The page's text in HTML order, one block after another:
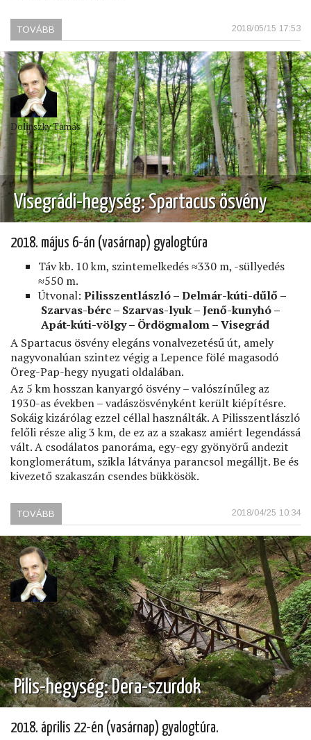
2018/05/15 17:53
TOVÁBB
ENNYIRE
HÜLYÉK
LENNÉNK?)
Visegrádi-hegység: Spartacus ösvény
Dolinszky Tamás
2018. május 6-án (vasárnap) gyalogtúra
Táv kb. 10 km, szintemelkedés ≈330 m, -süllyedés
≈550 m.
Útvonal: Pilisszentlászló – Delmár-kúti-dűlő –
Szarvas-bérc – Szarvas-lyuk – Jenő-kunyhó –
Apát-kúti-völgy – Ördögmalom – Visegrád
A Spartacus ösvény elegáns vonalvezetésű út, amely
nagyvonalúan szintez végig a Lepence fölé magasodó
Öreg-Pap-hegy nyugati oldalában.
Az 5 km hosszan kanyargó ösvény – valószínűleg az
1930-as években – vadászösvényként került kiépítésre.
Sokáig kizárólag ezzel céllal használták. A Pilisszentlászló
felőli része alig 3 km, de ez az a szakasz amiért legendássá
vált. A csodálatos panoráma, egy-egy gyönyörű andezit
konglomerátum, szikla látványa parancsol megálljt. Be és
kivezető szakaszán csendes bükkösök.
2018/04/25 10:34
TOVÁBB
HEGYSÉG:
SPARTACUS
ÖSVÉNY)
Pilis-hegység: Dera-szurdok
Dolinszky Tamás
2018. április 22-én (vasárnap) gyalogtúra.